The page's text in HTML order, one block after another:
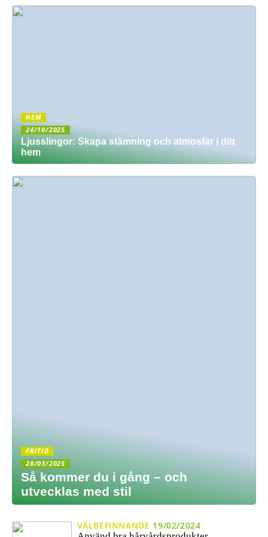
HEM
24/10/2025
Ljusslingor: Skapa stämning och atmosfär i ditt
hem
FRITID
28/03/2025
Så kommer du i gång – och
utvecklas med stil
VÄLBEFINNANDE 19/02/2024